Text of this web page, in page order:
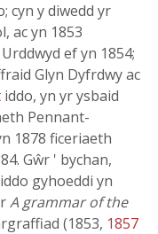
cyn y diwedd yr
ac yn 1853
ef yn 1854;
Glyn Dyfrdwy ac
iddo, yn yr ysbaid
Pennant-
1878 ficeriaeth
Gŵr ' bychan,
gyhoeddi yn
A grammar of the
(1853, 1857